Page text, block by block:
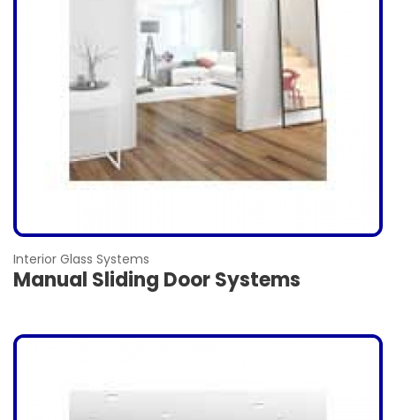
Interior Glass Systems
Manual Sliding Door Systems